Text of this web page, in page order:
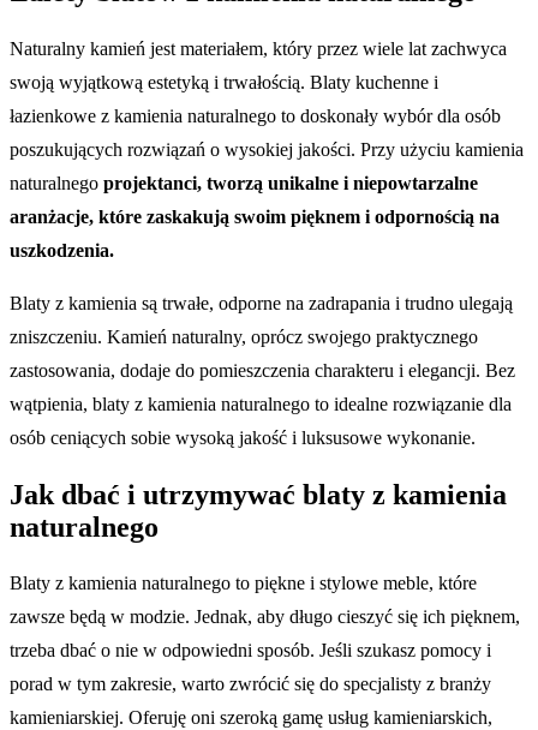
Naturalny kamień jest materiałem, który przez wiele lat zachwyca
swoją wyjątkową estetyką i trwałością. Blaty kuchenne i
łazienkowe z kamienia naturalnego to doskonały wybór dla osób
poszukujących rozwiązań o wysokiej jakości. Przy użyciu kamienia
naturalnego projektanci, tworzą unikalne i niepowtarzalne
aranżacje, które zaskakują swoim pięknem i odpornością na
uszkodzenia.
Blaty z kamienia są trwałe, odporne na zadrapania i trudno ulegają
zniszczeniu. Kamień naturalny, oprócz swojego praktycznego
zastosowania, dodaje do pomieszczenia charakteru i elegancji. Bez
wątpienia, blaty z kamienia naturalnego to idealne rozwiązanie dla
osób ceniących sobie wysoką jakość i luksusowe wykonanie.
Jak dbać i utrzymywać blaty z kamienia
naturalnego
Blaty z kamienia naturalnego to piękne i stylowe meble, które
zawsze będą w modzie. Jednak, aby długo cieszyć się ich pięknem,
trzeba dbać o nie w odpowiedni sposób. Jeśli szukasz pomocy i
porad w tym zakresie, warto zwrócić się do specjalisty z branży
kamieniarskiej. Oferuję oni szeroką gamę usług kamieniarskich,